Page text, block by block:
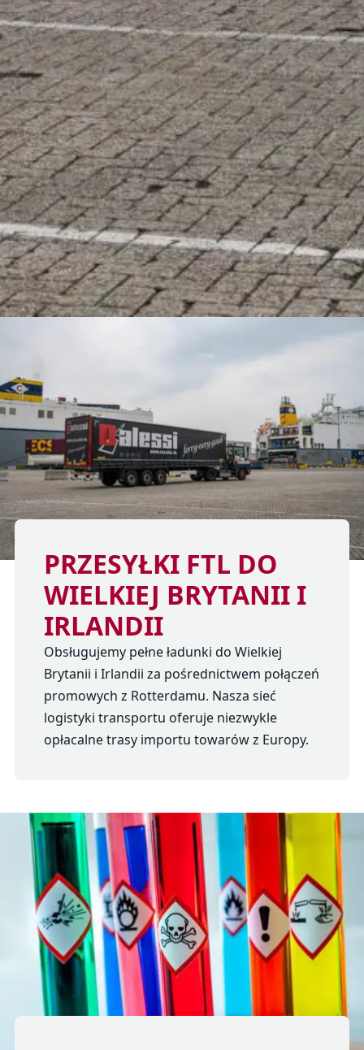
PRZESYŁKI FTL DO
WIELKIEJ BRYTANII I
IRLANDII
Obsługujemy pełne ładunki do Wielkiej
Brytanii i Irlandii za pośrednictwem połączeń
promowych z Rotterdamu. Nasza sieć
logistyki transportu oferuje niezwykle
opłacalne trasy importu towarów z Europy.